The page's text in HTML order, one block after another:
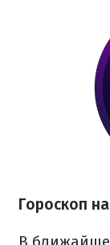
Гороскоп
В